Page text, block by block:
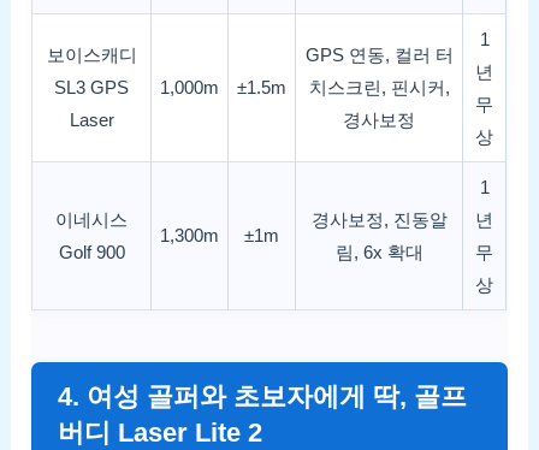
보이스캐디
SL3 GPS
Laser
1,000m ±1.5m
GPS 연동, 컬러 터
치스크린, 핀시커,
경사보정
1
년
무
상
이네시스
Golf 900
1,300m ±1m
경사보정, 진동알
림, 6x 확대
1
년
무
상
4. 여성 골퍼와 초보자에게 딱, 골프
버디 Laser Lite 2